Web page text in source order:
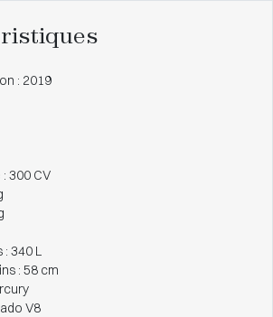
: 2019
300 CV
340 L
: 58 cm
V8